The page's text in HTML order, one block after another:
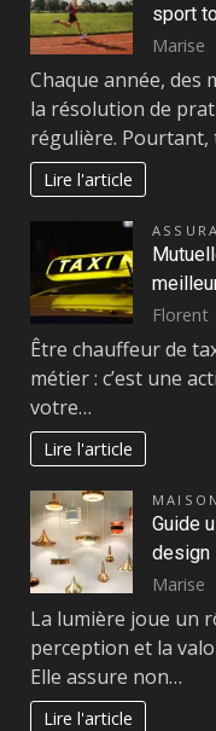
sport
Marise
Chaque année,
la résolution de
régulière. Pourtant,
Lire l'article
Florent
Être chauffeur de
métier : c’est une
votre…
Lire l'article
MAISON
Guide
design
Marise
La lumière joue un
perception et la
Elle assure non…
Lire l'article